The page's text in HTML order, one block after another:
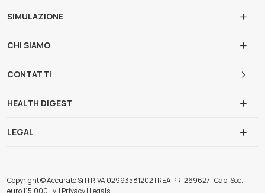
SIMULAZIONE
CHI SIAMO
CONTATTI
HEALTH DIGEST
LEGAL
Copyright © Accurate Srl | P.IVA 02993581202 | REA PR-269627 | Cap. Soc.
euro 115.000 i.v. | Privacy | Legals